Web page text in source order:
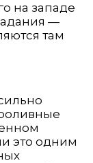
на западе
—
там
это одним